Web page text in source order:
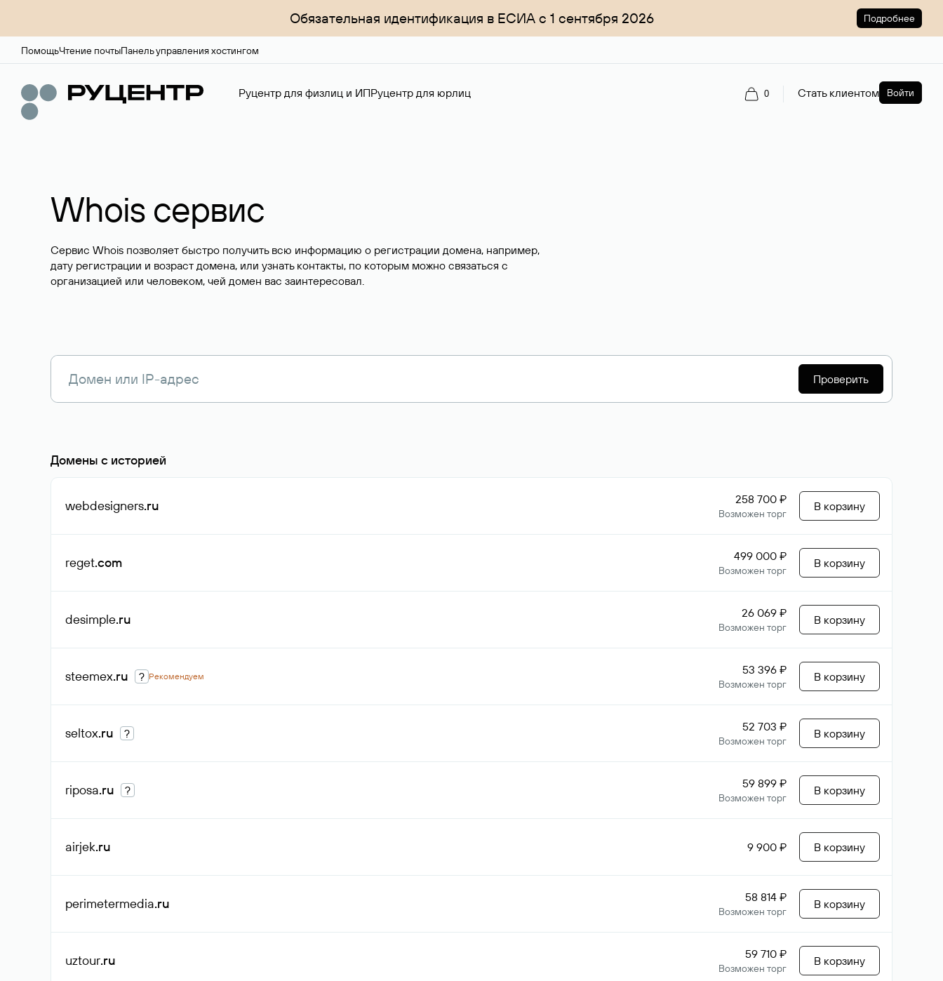
Обязательная идентификация в ЕСИА с 1 сентября 2026 Подробнее
ПомощьЧтение почтыПанель управления хостингом
Руцентр для физлиц и ИПРуцентр для юрлиц 0 Стать клиентом Войти
Whois сервис
Сервис Whois позволяет быстро получить всю информацию о регистрации домена, например,
дату регистрации и возраст домена, или узнать контакты, по которым можно связаться с
организацией или человеком, чей домен вас заинтересовал.
Проверить
Домены с историей
webdesigners.ru 258 700 ₽
Возможен торг
В корзину
reget.com 499 000 ₽
Возможен торг
В корзину
desimple.ru 26 069 ₽
Возможен торг
В корзину
steemex.ru ? Рекомендуем 53 396 ₽
Возможен торг
В корзину
seltox.ru ? 52 703 ₽
Возможен торг
В корзину
riposa.ru ? 59 899 ₽
Возможен торг
В корзину
airjek.ru 9 900 ₽ В корзину
perimetermedia.ru 58 814 ₽
Возможен торг
В корзину
uztour.ru 59 710 ₽
Возможен торг
В корзину